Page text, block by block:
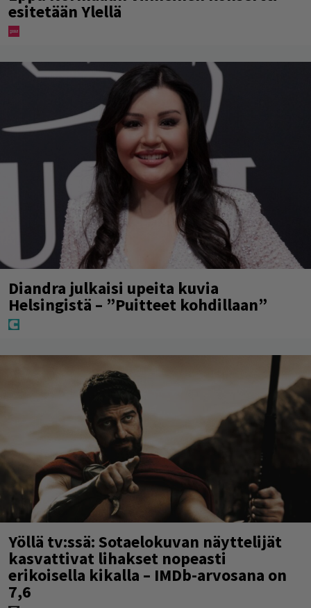
esitetään Ylellä
Diandra julkaisi upeita kuvia
Helsingistä – ”Puitteet kohdillaan”
Yöllä tv:ssä: Sotaelokuvan näyttelijät
kasvattivat lihakset nopeasti
erikoisella kikalla – IMDb-arvosana on
7,6